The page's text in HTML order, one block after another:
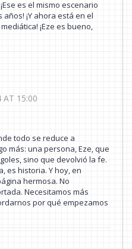
es el mismo escenario
¡Y ahora está en el
¡Eze es bueno,
15:00
todo se reduce a
más: una persona, Eze, que
sino que devolvió la fe.
es historia. Y hoy, en
hermosa. No
Necesitamos más
por qué empezamos